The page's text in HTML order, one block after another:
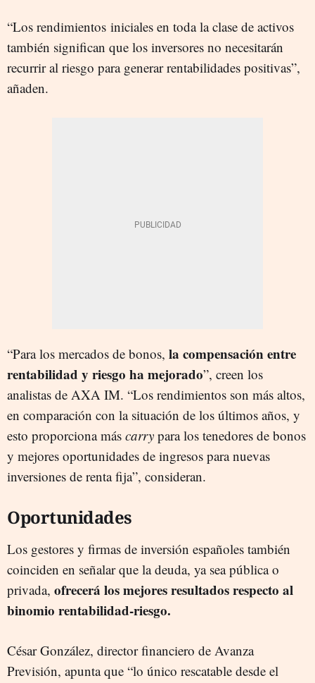
“Los rendimientos iniciales en toda la clase de activos
también significan que los inversores no necesitarán
recurrir al riesgo para generar rentabilidades positivas”,
añaden.
“Para los mercados de bonos, la compensación entre
rentabilidad y riesgo ha mejorado”, creen los
analistas de AXA IM. “Los rendimientos son más altos,
en comparación con la situación de los últimos años, y
esto proporciona más carry para los tenedores de bonos
y mejores oportunidades de ingresos para nuevas
inversiones de renta fija”, consideran.
Oportunidades
Los gestores y firmas de inversión españoles también
coinciden en señalar que la deuda, ya sea pública o
privada, ofrecerá los mejores resultados respecto al
binomio rentabilidad-riesgo.
César González, director financiero de Avanza
Previsión, apunta que “lo único rescatable desde el